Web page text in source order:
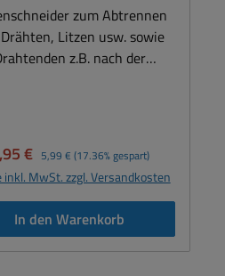
zum Abtrennen
Litzen usw. sowie
z.B. nach der
Bauteilbeine usw.
€ Regulärer Preis:
5,99 € (17.36% gespart)
inkl. MwSt. zzgl. Versandkosten
In den Warenkorb